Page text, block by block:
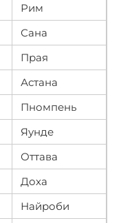
Рим
Сана
Прая
Астана
Пномпень
Яунде
Оттава
Доха
Найроби